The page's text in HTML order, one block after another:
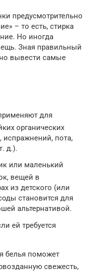
предусмотрительно
– то есть, стирка
Но иногда
Зная правильный
вывести самые
для
органических
испражнений, пота,
д.).
или маленький
вещей в
из детского (или
становится для
альтернативой.
ей требуется
белья поможет
свежесть,